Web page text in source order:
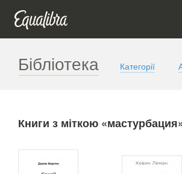
Бібліотека Категорії
Книги з міткою